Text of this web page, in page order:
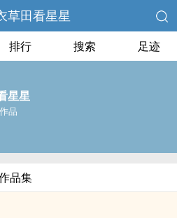
草田看星星
排行 搜索 足迹
星星
品
品集